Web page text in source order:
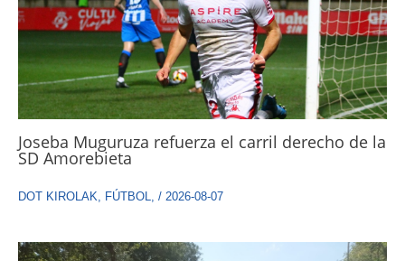
Joseba Muguruza refuerza el carril derecho de la
SD Amorebieta
DOT KIROLAK FÚTBOL / 2026-08-07